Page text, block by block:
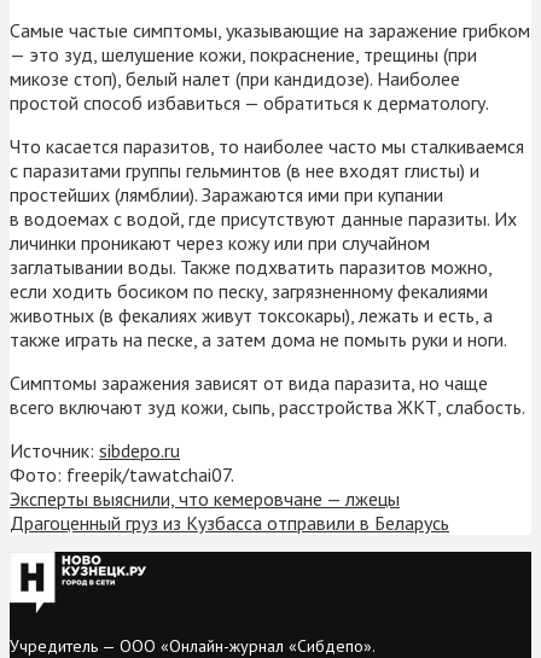
Самые частые симптомы, указывающие на заражение грибком
— это зуд, шелушение кожи, покраснение, трещины (при
микозе стоп), белый налет (при кандидозе). Наиболее
простой способ избавиться — обратиться к дерматологу.
Что касается паразитов, то наиболее часто мы сталкиваемся
с паразитами группы гельминтов (в нее входят глисты) и
простейших (лямблии). Заражаются ими при купании
в водоемах с водой, где присутствуют данные паразиты. Их
личинки проникают через кожу или при случайном
заглатывании воды. Также подхватить паразитов можно,
если ходить босиком по песку, загрязненному фекалиями
животных (в фекалиях живут токсокары), лежать и есть, а
также играть на песке, а затем дома не помыть руки и ноги.
Симптомы заражения зависят от вида паразита, но чаще
всего включают зуд кожи, сыпь, расстройства ЖКТ, слабость.
Источник: sibdepo.ru
Фото: freepik/tawatchai07.
Эксперты выяснили, что кемеровчане — лжецы
Драгоценный груз из Кузбасса отправили в Беларусь
Учредитель — ООО «Онлайн-журнал «Сибдепо».